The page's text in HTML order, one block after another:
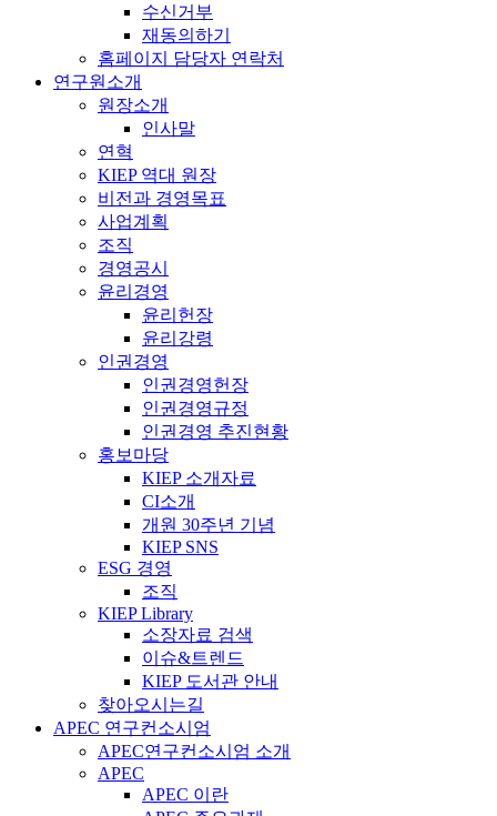
수신거부
재동의하기
홈페이지 담당자 연락처
연구원소개
원장소개
인사말
연혁
KIEP 역대 원장
비전과 경영목표
사업계획
조직
경영공시
윤리경영
윤리헌장
윤리강령
인권경영
인권경영헌장
인권경영규정
인권경영 추진현황
홍보마당
KIEP 소개자료
CI소개
개원 30주년 기념
KIEP SNS
ESG 경영
조직
KIEP Library
소장자료 검색
이슈&트렌드
KIEP 도서관 안내
찾아오시는길
APEC 연구컨소시엄
APEC연구컨소시엄 소개
APEC
APEC 이란